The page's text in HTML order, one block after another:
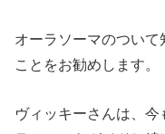
オーラソーマのつい
ことをお勧めします。
ヴィッキーさんは、